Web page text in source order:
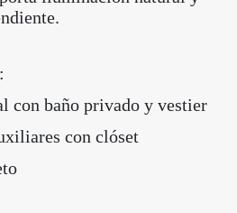
con baño privado y vestier
con clóset